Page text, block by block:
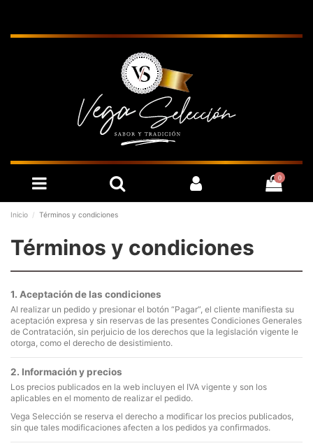
0
Inicio Términos y condiciones
Términos y condiciones
1. Aceptación de las condiciones
Al realizar un pedido y presionar el botón “Pagar”, el cliente manifiesta su
aceptación expresa y sin reservas de las presentes Condiciones Generales
de Contratación, sin perjuicio de los derechos que la legislación vigente le
otorga, como el derecho de desistimiento.
2. Información y precios
Los precios publicados en la web incluyen el IVA vigente y son los
aplicables en el momento de realizar el pedido.
Vega Selección se reserva el derecho a modificar los precios publicados,
sin que tales modificaciones afecten a los pedidos ya confirmados.